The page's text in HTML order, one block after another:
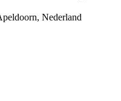
Nederland